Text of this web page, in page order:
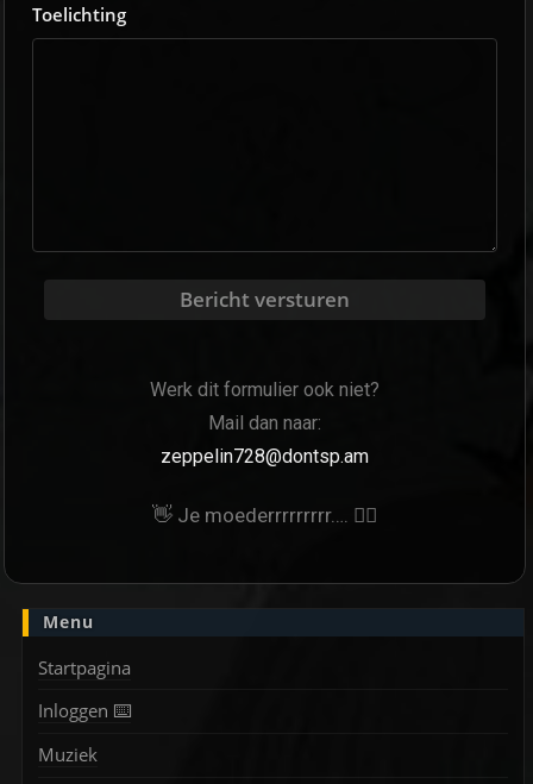
Toelichting
Bericht versturen
Werk dit formulier ook niet?
Mail dan naar:
zeppelin728@dontsp.am
👋 Je moederrrrrrrrr…. 🙋‍♀
Menu
Startpagina
Inloggen ⌨️
Muziek